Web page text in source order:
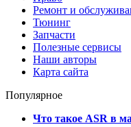
Ремонт и
Тюнинг
Запчасти
Полезные сервисы
Наши авторы
Карта сайта
Популярное
Что такое ASR в